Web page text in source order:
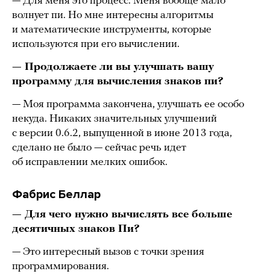
волнует пи. Но мне интересны алгоритмы
и математические инструменты, которые
используются при его вычислении.
— Продолжаете ли вы улучшать вашу
программу для вычисления знаков пи?
— Моя программа закончена, улучшать ее особо
некуда. Никаких значительных улучшений
с версии 0.6.2, выпущенной в июне 2013 года,
сделано не было — сейчас речь идет
об исправлении мелких ошибок.
Фабрис Беллар
— Для чего нужно вычислять все больше
десятичных знаков Пи?
— Это интересный вызов с точки зрения
программирования.